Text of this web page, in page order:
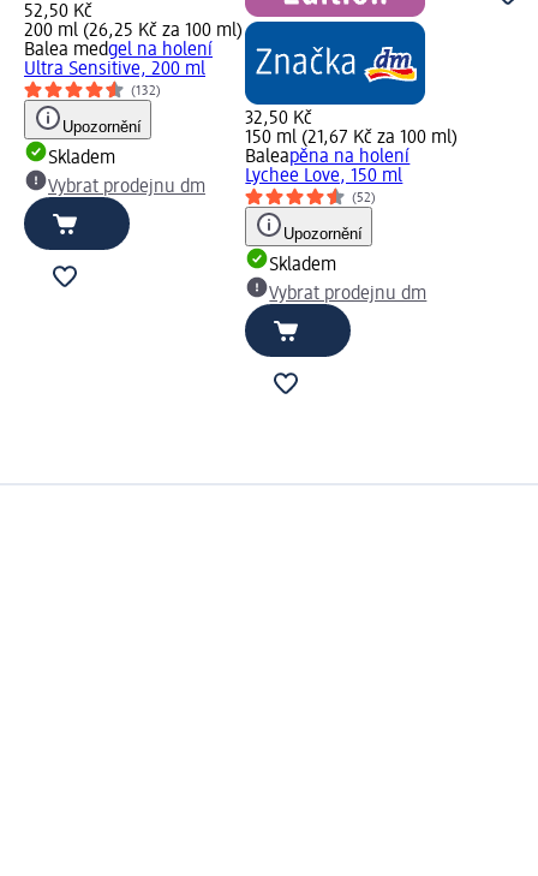
52,50 Kč
200 ml (26,25 Kč za 100 ml)
Balea medgel na holení
Ultra Sensitive, 200 ml
(132)
Upozornění
Skladem
Vybrat prodejnu dm
32,50 Kč
150 ml (21,67 Kč za 100 ml)
Baleapěna na holení
Lychee Love, 150 ml
(52)
Upozornění
Skladem
Vybrat prodejnu dm